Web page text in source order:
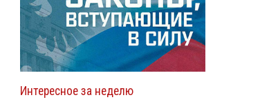
Интересное за неделю